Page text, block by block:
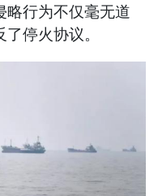
略行为不仅毫无道
停火协议。